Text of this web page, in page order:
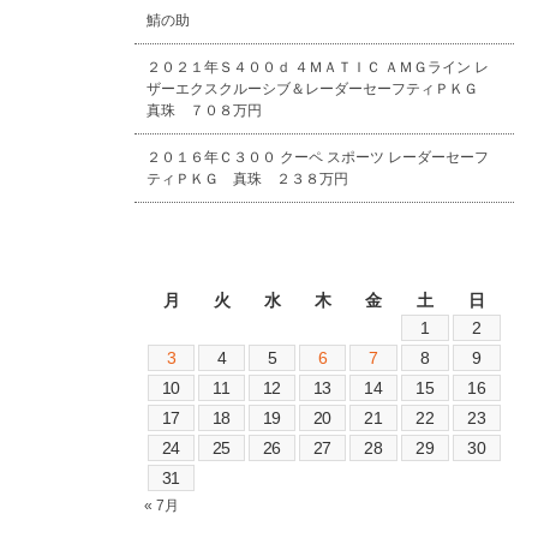
鯖の助
２０２１年Ｓ４００ｄ ４ＭＡＴＩＣ ＡＭＧライン レ
ザーエクスクルーシブ＆レーダーセーフティＰＫＧ
真珠 ７０８万円
２０１６年Ｃ３００ クーペ スポーツ レーダーセーフ
ティＰＫＧ 真珠 ２３８万円
月
火 水 木 金 土
日
1
2
3
4 5 6 7 8
9
10
11 12 13 14 15
16
17
18 19 20 21 22
23
24
25 26 27 28 29
30
31
« 7月